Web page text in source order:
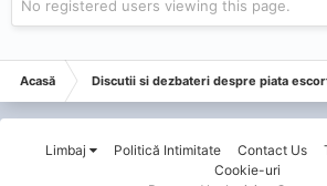
No registered users viewing this page.
Acasă Discutii si dezbateri despre piata
Limbaj Politică Intimitate Contact Us
Cookie-uri